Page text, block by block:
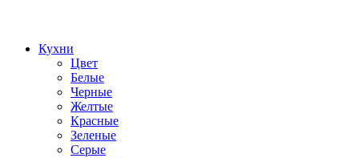
Кухни
Цвет
Белые
Черные
Желтые
Красные
Зеленые
Серые